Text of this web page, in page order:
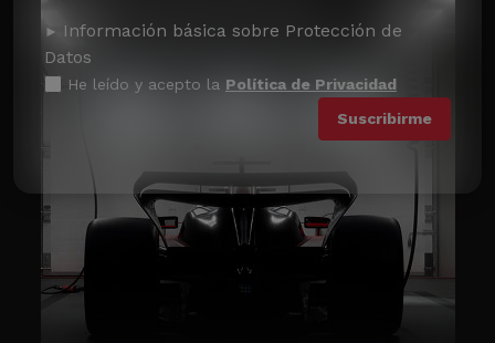
Información básica sobre Protección de
Datos
He leído y acepto la Política de Privacidad